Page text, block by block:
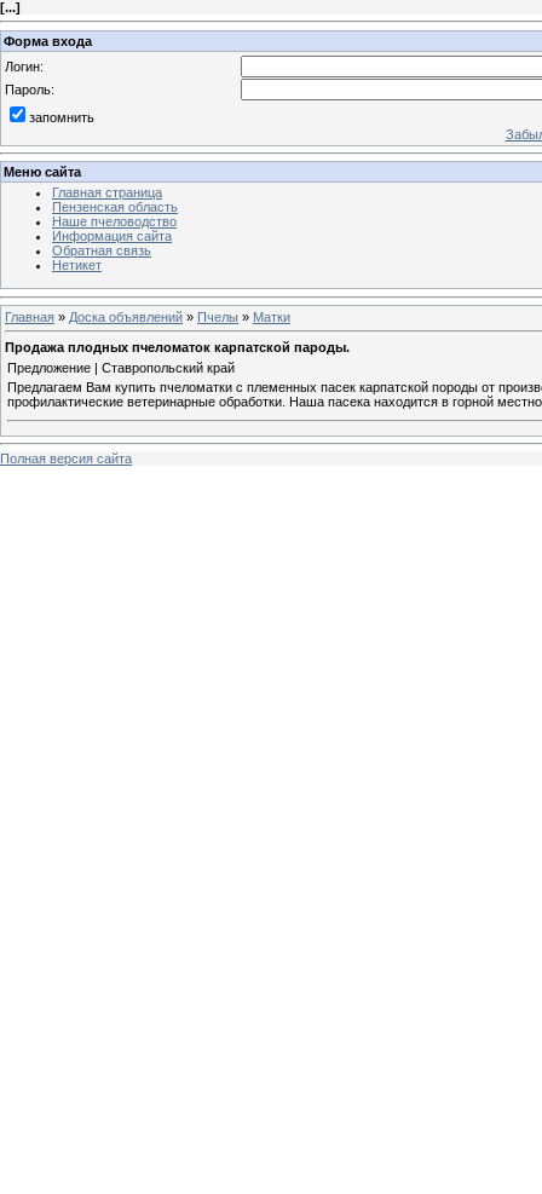
[...]
Форма входа
Логин:
Пароль:
запомнить
Меню сайта
Главная страница
Пензенская область
Наше пчеловодство
Информация сайта
Обратная связь
Нетикет
Главная » Доска объявлений » Пчелы » Матки
Продажа плодных пчеломаток карпатской пароды.
Предложение | Ставропольский край
Предлагаем Вам купить пчеломатки с племенных пасек карпатской породы от
профилактические ветеринарные обработки. Наша пасека находится в горной
Полная версия сайта